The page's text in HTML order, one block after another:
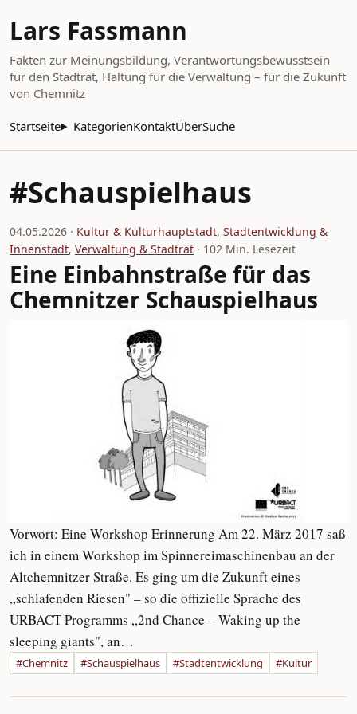
Lars Fassmann
Fakten zur Meinungsbildung, Verantwortungsbewusstsein
für den Stadtrat, Haltung für die Verwaltung – für die Zukunft
von Chemnitz
Startseite KategorienKontaktÜberSuche
#Schauspielhaus
04.05.2026 · Kultur & Kulturhauptstadt, Stadtentwicklung &
Innenstadt, Verwaltung & Stadtrat · 102 Min. Lesezeit
Eine Einbahnstraße für das
Chemnitzer Schauspielhaus
Vorwort: Eine Workshop Erinnerung Am 22. März 2017 saß
ich in einem Workshop im Spinnereimaschinenbau an der
Altchemnitzer Straße. Es ging um die Zukunft eines
„schlafenden Riesen" – so die offizielle Sprache des
URBACT Programms „2nd Chance – Waking up the
sleeping giants", an…
#Chemnitz #Schauspielhaus #Stadtentwicklung #Kultur